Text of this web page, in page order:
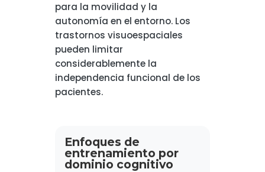
para la movilidad y la
autonomía en el entorno. Los
trastornos visuoespaciales
pueden limitar
considerablemente la
independencia funcional de los
pacientes.
Enfoques de
entrenamiento por
dominio cognitivo